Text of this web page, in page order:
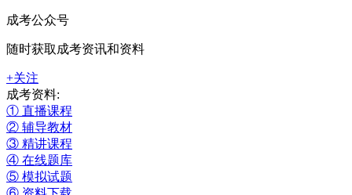
成考公众号
随时获取成考资讯和资料
+关注
成考资料:
① 直播课程
② 辅导教材
③ 精讲课程
④ 在线题库
⑤ 模拟试题